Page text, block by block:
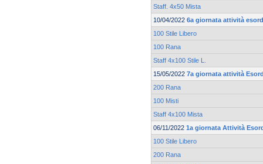
Staff. 4x50 Mista
10/04/2022 6a giornata attività
100 Stile Libero
100 Rana
Staff 4x100 Stile L.
15/05/2022 7a giornata attività
200 Rana
100 Misti
Staff 4x100 Mista
06/11/2022 1a giornata Attività
100 Stile Libero
200 Rana